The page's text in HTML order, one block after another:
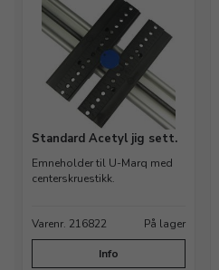
Standard Acetyl jig sett.
Emneholder til U-Marq med
centerskruestikk.
Varenr. 216822 På lager
Info